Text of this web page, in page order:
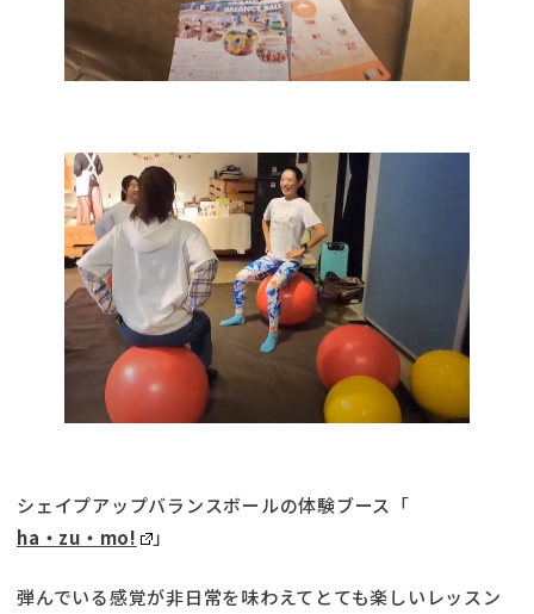
シェイプアップバランスボールの体験ブース「
ha・zu・mo!
」
弾んでいる感覚が非日常を味わえてとても楽しいレッスン